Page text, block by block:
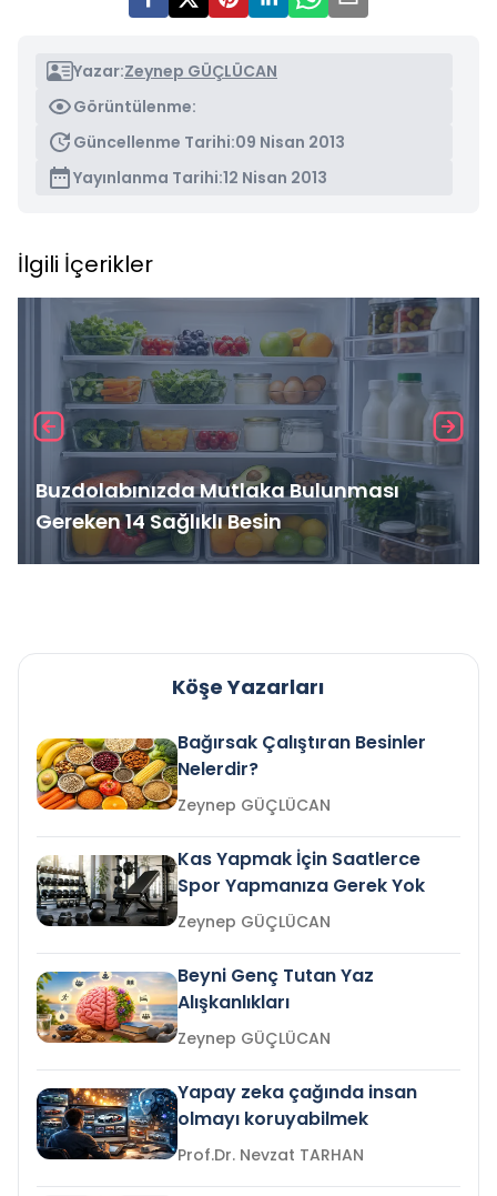
Yazar:Zeynep GÜÇLÜCAN
Görüntülenme:
Güncellenme Tarihi:09 Nisan 2013
Yayınlanma Tarihi:12 Nisan 2013
İlgili İçerikler
Buzdolabınızda Mutlaka Bulunması
Gereken 14 Sağlıklı Besin
Köşe Yazarları
Bağırsak Çalıştıran Besinler
Nelerdir?
Zeynep GÜÇLÜCAN
Kas Yapmak İçin Saatlerce
Spor Yapmanıza Gerek Yok
Zeynep GÜÇLÜCAN
Beyni Genç Tutan Yaz
Alışkanlıkları
Zeynep GÜÇLÜCAN
Yapay zeka çağında insan
olmayı koruyabilmek
Prof.Dr. Nevzat TARHAN